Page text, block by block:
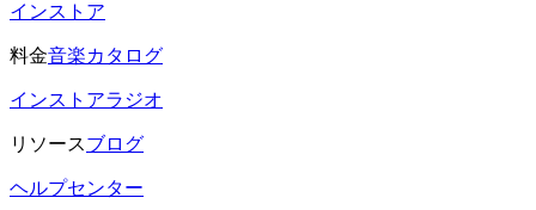
インストア
料金音楽カタログ
インストアラジオ
リソースブログ
ヘルプセンター